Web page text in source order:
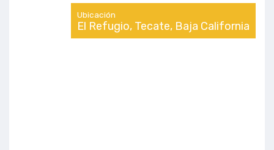
Ubicación
El Refugio, Tecate, Baja California